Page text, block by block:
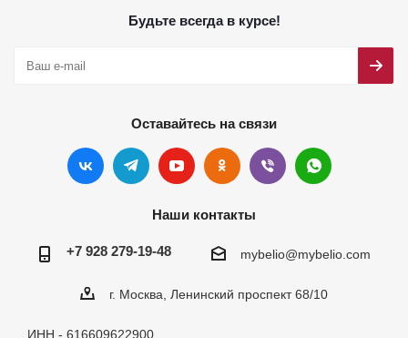
Будьте всегда в курсе!
Оставайтесь на связи
Наши контакты
+7 928 279-19-48 mybelio@mybelio.com
г. Москва, Ленинский проспект 68/10
ИНН - 616609622900